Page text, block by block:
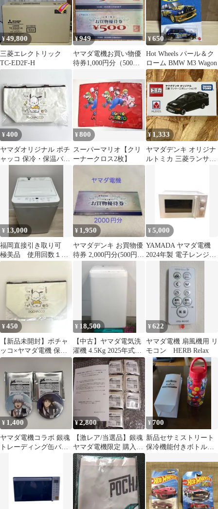
¥49,800
三菱エレクトリック
TC-ED2F-H
¥949
ヤマダ電機お買い物優
待券1,000円分（500円
¥650
Hot Wheels パール＆ク
ローム BMW M3 Wagon
¥400
ヤマダオリジナル ポチ
ャッコ 保冷・保温バッ
¥800
スーパーマリオ【クリ
ーナークロス2枚】
¥ 1,333
ヤマダデンキ オリジナ
ルトミカ 三菱ランサー
¥ 13,000
福岡直接引き取り可
極美品 使用回数１０
回程RORO 5.5kg全自動
¥ 1,950
ヤマダデンキ お買物優
待券 2,000円分(500円
¥5,000
YAMADA ヤマダ電機
2024年製 電子レンジ
¥450
【新品未開封】ポチャ
ッコ×ヤマダ電機 保冷
保温バッグ サンリオ 非
¥ 18,500
【中古】ヤマダ電気洗
濯機 4.5Kg 2025年式
2607131120
¥622
ヤマダ電機 扇風機用 リ
モコン HERB Relax
¥ 1,400
ヤマダ電機コラボ 銀魂
トレーディング缶バッ
¥2,800
【激レア/当選品】銀魂
ヤマダ電機限定 購入特
典 缶バッジ 7種 コンプ
リート
¥ 700
新品セサミストリート
保冷機能付きボトル水
ター非売品